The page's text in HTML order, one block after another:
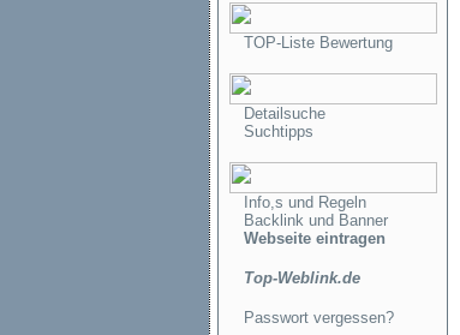
TOP-Liste Bewertung
Detailsuche
Suchtipps
Info,s und Regeln
Backlink und Banner
Webseite eintragen
Top-Weblink.de
Passwort vergessen?